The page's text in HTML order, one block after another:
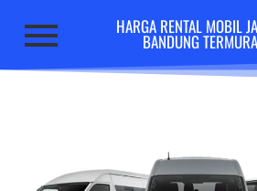
HARGA RENTAL MOBIL
BANDUNG